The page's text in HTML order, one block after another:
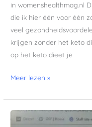
in womenshealthmag.nl
die ik hier één voor één
veel
krijgen zonder het keto
op het keto dieet je
Meer lezen »
Hoe